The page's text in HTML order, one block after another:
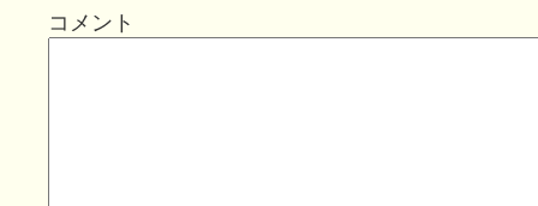
コメント